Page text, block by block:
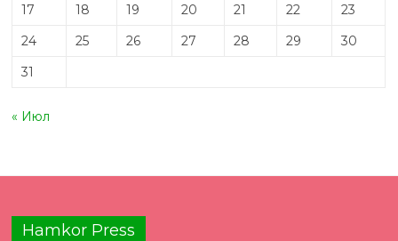
17
18 19 20 21 22
23
24
25 26 27 28 29
30
31
« Июл
Hamkor Press